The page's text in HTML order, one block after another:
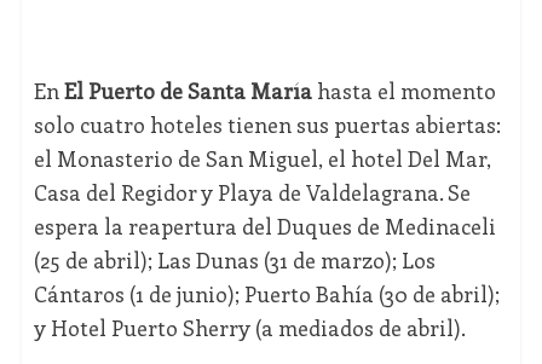
EnEl Puerto de Santa Maríahasta el momento
solo cuatro hoteles tienen sus puertas abiertas:
el Monasterio de San Miguel, el hotel Del Mar,
Casa del Regidor y Playa de Valdelagrana. Se
espera la reapertura del Duques de Medinaceli
(25 de abril); Las Dunas (31 de marzo); Los
Cántaros (1 de junio); Puerto Bahía (30 de abril);
y Hotel Puerto Sherry (a mediados de abril).